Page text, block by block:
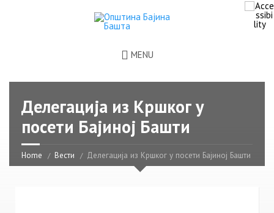
MENU
Делегација из Кршког у
посети Бајиној Башти
Home Вести Делегација из Кршког у посети Бајиној Башти